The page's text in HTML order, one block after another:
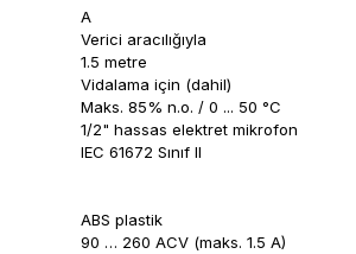
A
Verici aracılığıyla
1.5 metre
Vidalama için (dahil)
Maks. 85% n.o. / 0 ... 50 °C
1/2" hassas elektret mikrofon
IEC 61672 Sınıf II
ABS plastik
90 … 260 ACV (maks. 1.5 A)